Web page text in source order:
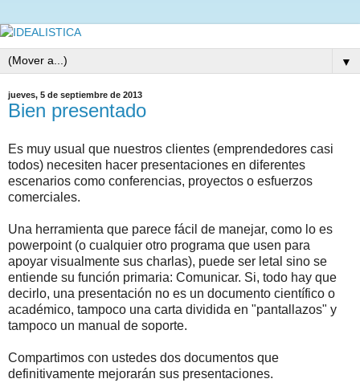
▼
jueves, 5 de septiembre de 2013
Bien presentado
Es muy usual que nuestros clientes (emprendedores casi
todos) necesiten hacer presentaciones en diferentes
escenarios como conferencias, proyectos o esfuerzos
comerciales.
Una herramienta que parece fácil de manejar, como lo es
powerpoint (o cualquier otro programa que usen para
apoyar visualmente sus charlas), puede ser letal sino se
entiende su función primaria: Comunicar. Si, todo hay que
decirlo, una presentación no es un documento científico o
académico, tampoco una carta dividida en "pantallazos" y
tampoco un manual de soporte.
Compartimos con ustedes dos documentos que
definitivamente mejorarán sus presentaciones.